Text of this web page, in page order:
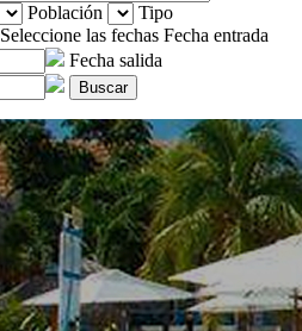
Población
Tipo
Seleccione las fechas Fecha entrada
Fecha salida
Buscar